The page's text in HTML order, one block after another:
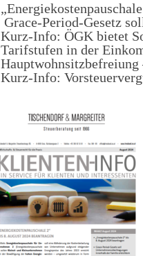
Grace-Period-Gesetz
Kurz-Info: ÖGK bietet
Tarifstufen in der
Hauptwohnsitzbefreiung
Kurz-Info: